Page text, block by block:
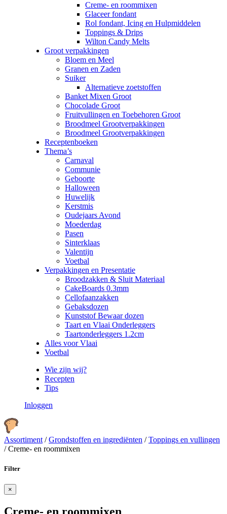
Creme- en roommixen
Glaceer fondant
Rol fondant, Icing en Hulpmiddelen
Toppings & Drips
Wilton Candy Melts
Groot verpakkingen
Bloem en Meel
Granen en Zaden
Suiker
Alternatieve zoetstoffen
Banket Mixen Groot
Chocolade Groot
Fruitvullingen en Toebehoren Groot
Broodmeel Grootverpakkingen
Broodmeel Grootverpakkingen
Receptenboeken
Thema’s
Carnaval
Communie
Geboorte
Halloween
Huwelijk
Kerstmis
Oudejaars Avond
Moederdag
Pasen
Sinterklaas
Valentijn
Voetbal
Verpakkingen en Presentatie
Broodzakken & Sluit Materiaal
CakeBoards 0.3mm
Cellofaanzakken
Gebaksdozen
Kunststof Bewaar dozen
Taart en Vlaai Onderleggers
Taartonderleggers 1.2cm
Alles voor Vlaai
Voetbal
Wie zijn wij?
Recepten
Tips
Inloggen
Assortiment /Grondstoffen en ingrediënten /Toppings en vullingen
/Creme- en roommixen
Filter
×